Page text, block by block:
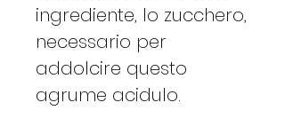
ingrediente, lo zucchero,
necessario per
addolcire questo
agrume acidulo.